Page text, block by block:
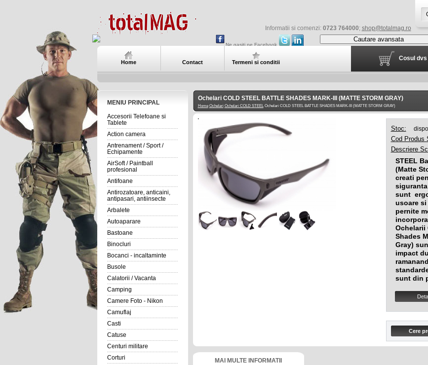
Informatii si comenzi: 0723 764000; shop@totalmag.ro
Ne gasiti pe Facebook
Cautare avansata
Home Contact Termeni si conditii
Cosul dvs
MENIU PRINCIPAL
Accesorii Telefoane si
Tablete
Action camera
Antrenament / Sport /
Echipamente
AirSoft / Paintball
profesional
Antifoane
Antirozatoare, anticaini,
antipasari, antiinsecte
Arbalete
Autoaparare
Bastoane
Binocluri
Bocanci - incaltaminte
Busole
Calatorii / Vacanta
Camping
Camere Foto - Nikon
Camuflaj
Casti
Catuse
Centuri militare
Corturi
Ochelari COLD STEEL BATTLE SHADES MARK-III (MATTE STORM GRAY)
Home Ochelari Ochelari COLD STEELOchelari COLD STEEL BATTLE SHADES MARK-III (MATTE STORM GRAY)
Stoc:
Cod Produs
Descriere
STEEL
(Matte
creati
siguranta
sunt
usoare
pernite
Ochelarii
Shades
Gray)
impact
sunt din
MAI MULTE INFORMATII